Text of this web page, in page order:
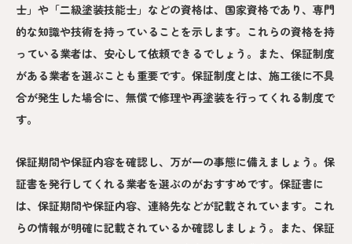
士」や「二級塗装技能士」などの資格は、国家資格であり、専門
的な知識や技術を持っていることを示します。これらの資格を持
っている業者は、安心して依頼できるでしょう。また、保証制度
がある業者を選ぶことも重要です。保証制度とは、施工後に不具
合が発生した場合に、無償で修理や再塗装を行ってくれる制度で
す。
保証期間や保証内容を確認し、万が一の事態に備えましょう。保
証書を発行してくれる業者を選ぶのがおすすめです。保証書に
は、保証期間や保証内容、連絡先などが記載されています。これ
らの情報が明確に記載されているか確認しましょう。また、保証